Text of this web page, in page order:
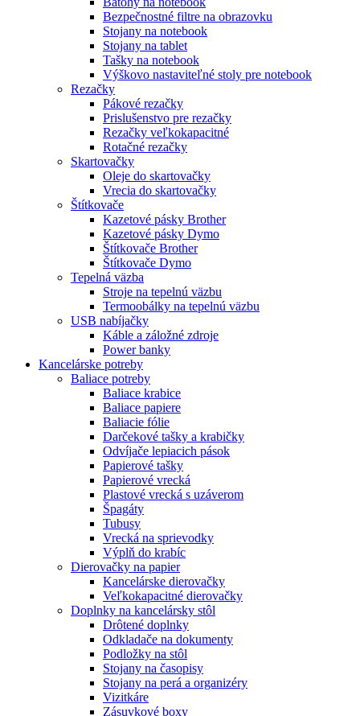
Bezpečnostné filtre na obrazovku
Stojany na notebook
Stojany na tablet
Tašky na notebook
Výškovo nastaviteľné stoly pre notebook
Rezačky
Pákové rezačky
Prislušenstvo pre rezačky
Rezačky veľkokapacitné
Rotačné rezačky
Skartovačky
Oleje do skartovačky
Vrecia do skartovačky
Štítkovače
Kazetové pásky Brother
Kazetové pásky Dymo
Štítkovače Brother
Štítkovače Dymo
Tepelná väzba
Stroje na tepelnú väzbu
Termoobálky na tepelnú väzbu
USB nabíjačky
Káble a záložné zdroje
Power banky
Kancelárske potreby
Baliace potreby
Baliace krabice
Baliace papiere
Baliacie fólie
Darčekové tašky a krabičky
Odvíjače lepiacich pások
Papierové tašky
Papierové vrecká
Plastové vrecká s uzáverom
Špagáty
Tubusy
Vrecká na sprievodky
Výplň do krabíc
Dierovačky na papier
Kancelárske dierovačky
Veľkokapacitné dierovačky
Doplnky na kancelársky stôl
Drôtené doplnky
Odkladače na dokumenty
Podložky na stôl
Stojany na časopisy
Stojany na perá a organizéry
Vizitkáre
Zásuvkové boxy